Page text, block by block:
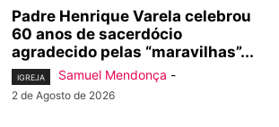
Padre Henrique Varela celebrou
60 anos de sacerdócio
agradecido pelas “maravilhas”...
IGREJA Samuel Mendonça -
2 de Agosto de 2026